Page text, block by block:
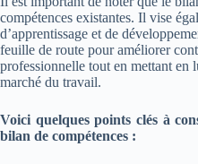
compétences existantes. Il vise
d’apprentissage et de
feuille de route pour améliorer
professionnelle tout en mettant en
marché du travail.
Voici quelques points clés à
bilan de compétences :